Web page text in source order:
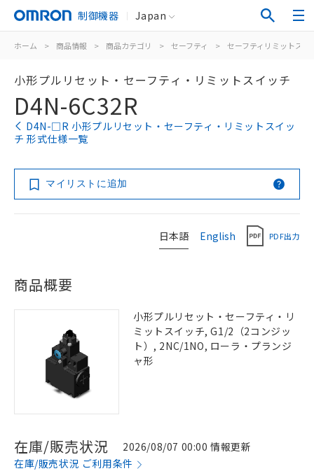
制御機器 Japan
ホーム > 商品情報 > 商品カテゴリ > セーフティ > セーフティリミットスイ
小形プルリセット・セーフティ・リミットスイッチ
D4N-6C32R
D4N-□R 小形プルリセット・セーフティ・リミットスイッ
チ 形式仕様一覧
マイリストに追加
日本語 English PDF出力
商品概要
小形プルリセット・セーフティ・リ
ミットスイッチ, G1/2（2コンジッ
ト）, 2NC/1NO, ローラ・プランジ
ャ形
在庫/販売状況
2026/08/07 00:00 情報更新
在庫/販売状況 ご利用条件